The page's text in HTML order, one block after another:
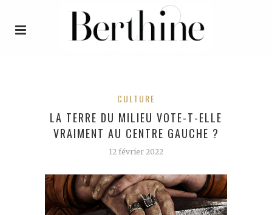
CULTURE
LA TERRE DU MILIEU VOTE-T-ELLE
VRAIMENT AU CENTRE GAUCHE ?
12 février 2022